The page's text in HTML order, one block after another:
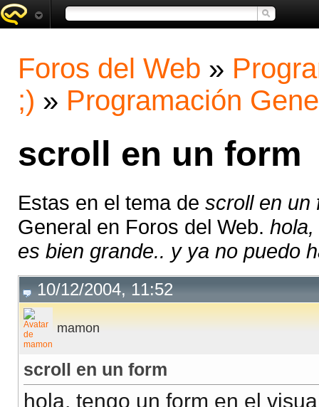
Foros del Web »
;) » Programación
scroll en un form
Estas en el tema de scroll en un
General en Foros del Web.
es bien grande.. y ya no puedo
10/12/2004, 11:52
mamon
scroll en un form
hola, tengo un form en el